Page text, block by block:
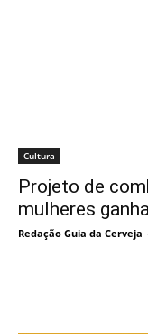
Cultura
Projeto de
mulheres
Redação Guia da Cerveja